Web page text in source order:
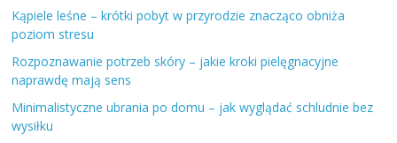
Kąpiele leśne – krótki pobyt w przyrodzie znacząco obniża
poziom stresu
Rozpoznawanie potrzeb skóry – jakie kroki pielęgnacyjne
naprawdę mają sens
Minimalistyczne ubrania po domu – jak wyglądać schludnie bez
wysiłku